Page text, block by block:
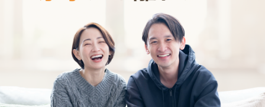
他社との比較
業界大手B社